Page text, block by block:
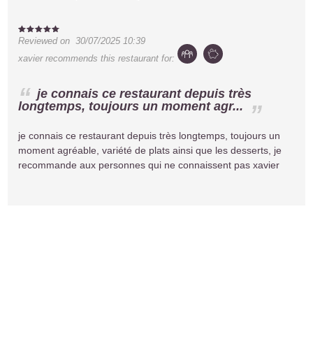
Reviewed on30/07/2025 10:39
xavierrecommends this restaurant for:
je connais ce restaurant depuis très
longtemps, toujours un moment agr...
je connais ce restaurant depuis très longtemps, toujours un
moment agréable, variété de plats ainsi que les desserts, je
recommande aux personnes qui ne connaissent pas xavier